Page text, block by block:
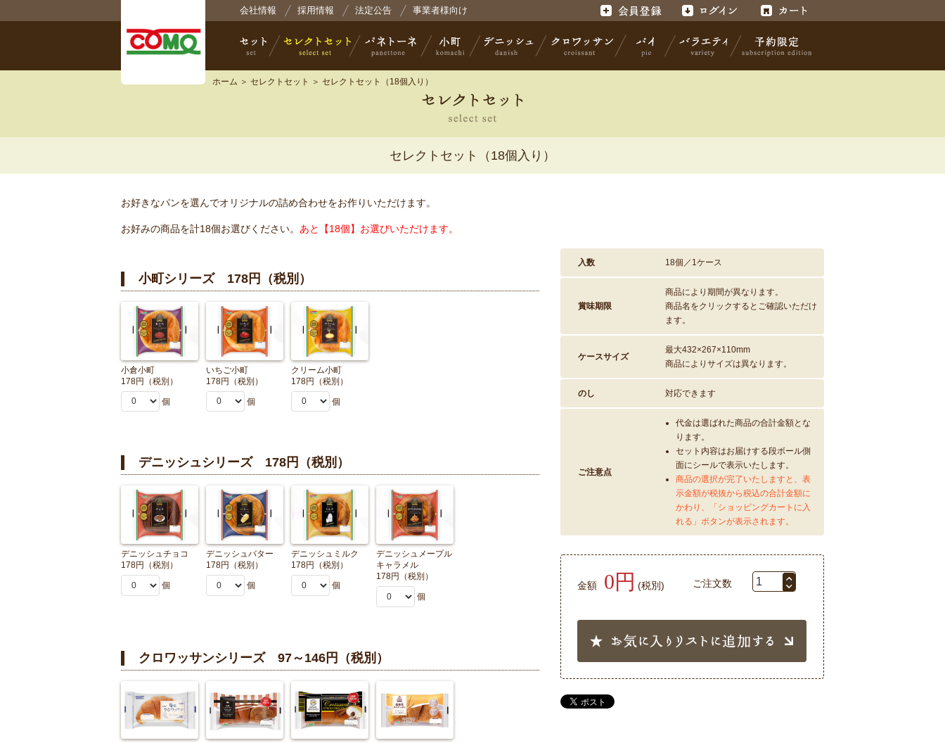
株式会社コモ
会員登録 ログイン カート
小町 デニッシュ
会社情報 採用情報 法定公告 事業者様向け
ホーム ＞ セレクトセット ＞ セレクトセット（18個入り）
セレクトセット（18個入り）
お好きなパンを選んでオリジナルの詰め合わせをお作りいただけます。
お好みの商品を計18個お選びください。 あと【18個】お選びいただけます。
小町シリーズ 178円（税別）
小倉小町
178円（税別）
個
いちご小町
178円（税別）
個
クリーム小町
178円（税別）
個
デニッシュシリーズ 178円（税別）
デニッシュチョコ
178円（税別）
個
デニッシュバター
178円（税別）
個
デニッシュミルク
178円（税別）
個
デニッシュメープル
キャラメル
178円（税別）
個
クロワッサンシリーズ 97～146円（税別）
入数 18個／1ケース
賞味期限
商品により期間が異なります。
商品名をクリックするとご確認いただけ
ます。
ケースサイズ
最大432×267×110mm
商品によりサイズは異なります。
のし 対応できます
ご注意点
代金は選ばれた商品の合計金額とな
ります。
セット内容はお届けする段ボール側
面にシールで表示いたします。
商品の選択が完了いたしますと、表
示金額が税抜から税込の合計金額に
かわり、「ショッピングカートに入
れる」ボタンが表示されます。
金額 0円 (税別) ご注文数